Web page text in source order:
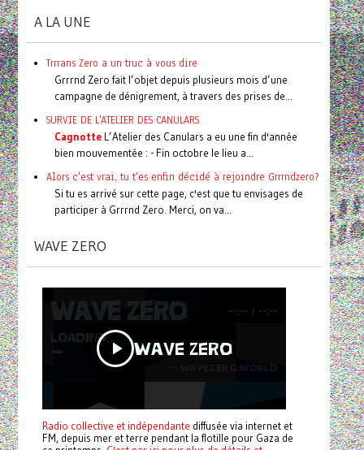
A LA UNE
Trrrans Zero a un truc à vous dire
Grrrnd Zero fait l’objet depuis plusieurs mois d’une
campagne de dénigrement, à travers des prises de...
SURVIE DE L'ATELIER DES CANULARS
CagnotteL’Atelier des Canulars a eu une fin d'année
bien mouvementée : - Fin octobre le lieu a...
Alors c'est vrai, tu t'es enfin décidé à rejoindre Grrrndzero?
Si tu es arrivé sur cette page, c'est que tu envisages de
participer à Grrrnd Zero. Merci, on va...
WAVE ZERO
Radio collective et indépendante diffusée via internet et
FM, depuis mer et terre pendant la flotille pour Gaza de